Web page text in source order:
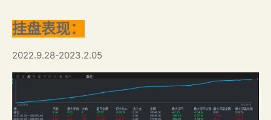
挂盘表现：
2022.9.28-2023.2.05